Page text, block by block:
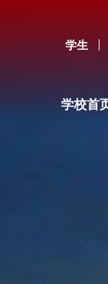
学生
学校首